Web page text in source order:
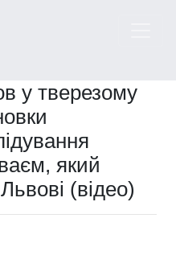
у тверезому
який
(відео)